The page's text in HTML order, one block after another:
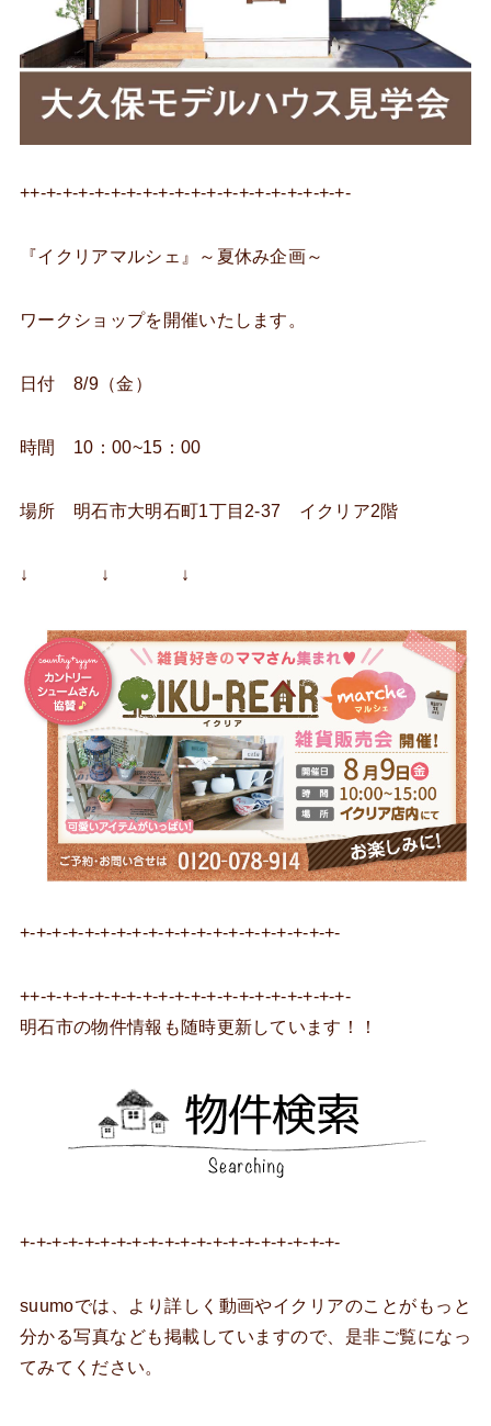
++-+-+-+-+-+-+-+-+-+-+-+-+-+-+-+-+-+-+-+-
『イクリアマルシェ』～夏休み企画～
ワークショップを開催いたします。
日付 8/9（金）
時間 10：00~15：00
場所 明石市大明石町1丁目2-37 イクリア2階
↓ ↓ ↓
+-+-+-+-+-+-+-+-+-+-+-+-+-+-+-+-+-+-+-+-
++-+-+-+-+-+-+-+-+-+-+-+-+-+-+-+-+-+-+-+-
明石市の物件情報も随時更新しています！！
+-+-+-+-+-+-+-+-+-+-+-+-+-+-+-+-+-+-+-+-
suumoでは、より詳しく動画やイクリアのことがもっと
分かる写真なども掲載していますので、是非ご覧になっ
てみてください。